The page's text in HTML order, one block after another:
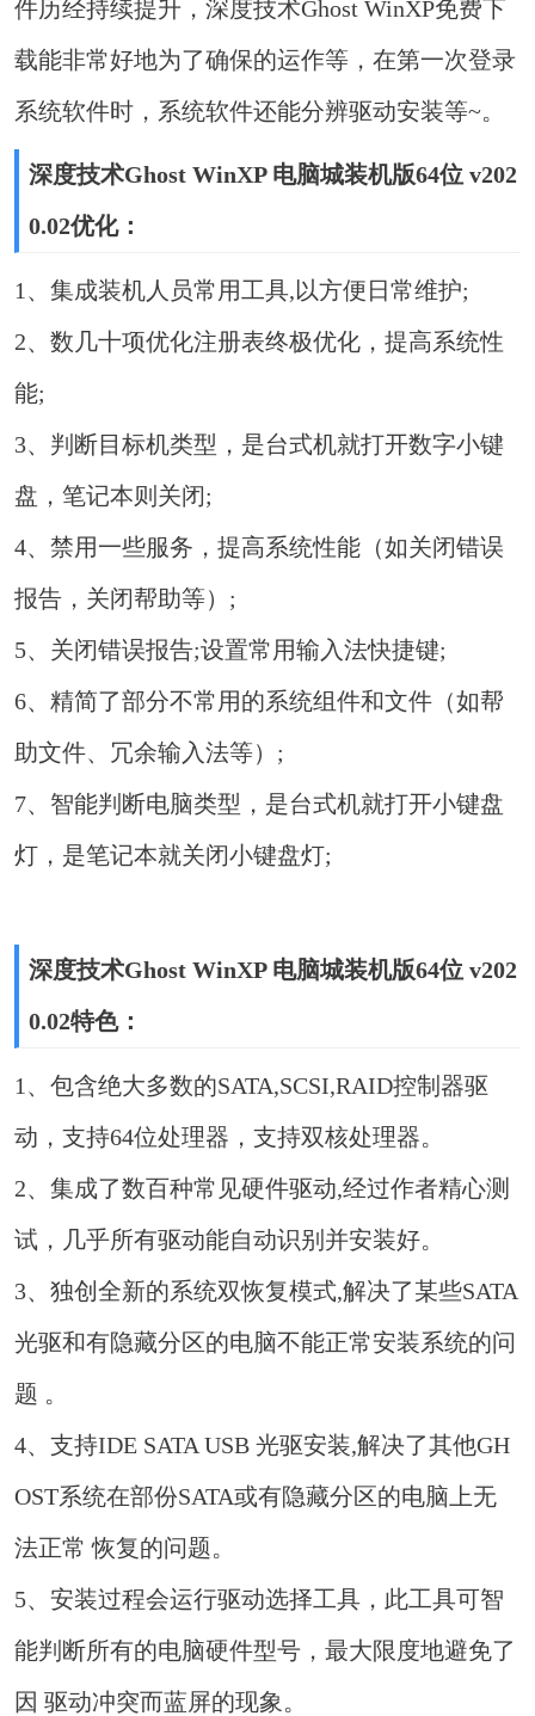
件历经持续提升，深度技术Ghost WinXP免费下
载能非常好地为了确保的运作等，在第一次登录
系统软件时，系统软件还能分辨驱动安装等~。
深度技术Ghost WinXP 电脑城装机版64位 v202
0.02优化：
1、集成装机人员常用工具,以方便日常维护;
2、数几十项优化注册表终极优化，提高系统性
能;
3、判断目标机类型，是台式机就打开数字小键
盘，笔记本则关闭;
4、禁用一些服务，提高系统性能（如关闭错误
报告，关闭帮助等）;
5、关闭错误报告;设置常用输入法快捷键;
6、精简了部分不常用的系统组件和文件（如帮
助文件、冗余输入法等）;
7、智能判断电脑类型，是台式机就打开小键盘
灯，是笔记本就关闭小键盘灯;
深度技术Ghost WinXP 电脑城装机版64位 v202
0.02特色：
1、包含绝大多数的SATA,SCSI,RAID控制器驱
动，支持64位处理器，支持双核处理器。
2、集成了数百种常见硬件驱动,经过作者精心测
试，几乎所有驱动能自动识别并安装好。
3、独创全新的系统双恢复模式,解决了某些SATA
光驱和有隐藏分区的电脑不能正常安装系统的问
题 。
4、支持IDE SATA USB 光驱安装,解决了其他GH
OST系统在部份SATA或有隐藏分区的电脑上无
法正常 恢复的问题。
5、安装过程会运行驱动选择工具，此工具可智
能判断所有的电脑硬件型号，最大限度地避免了
因 驱动冲突而蓝屏的现象。